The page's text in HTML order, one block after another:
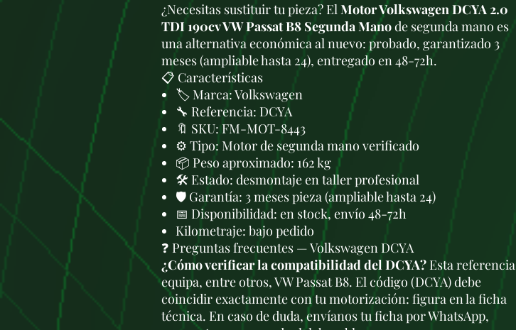
¿Necesitas sustituir tu pieza? ElMotor Volkswagen DCYA 2.0
TDI 190cv VW Passat B8 Segunda Manode segunda mano es
una alternativa económica al nuevo: probado, garantizado 3
meses (ampliable hasta 24), entregado en 48-72h.
📋 Características
🏷️ Marca: Volkswagen
🔧 Referencia: DCYA
🔖 SKU: FM-MOT-8443
⚙️ Tipo: Motor de segunda mano verificado
📦 Peso aproximado: 162 kg
🛠 Estado: desmontaje en taller profesional
🛡️ Garantía: 3 meses pieza (ampliable hasta 24)
📅 Disponibilidad: en stock, envío 48-72h
Kilometraje: bajo pedido
❓ Preguntas frecuentes — Volkswagen DCYA
¿Cómo verificar la compatibilidad del DCYA? Esta referencia
equipa, entre otros, VW Passat B8. El código (DCYA) debe
coincidir exactamente con tu motorización: figura en la ficha
técnica. En caso de duda, envíanos tu ficha por WhatsApp,